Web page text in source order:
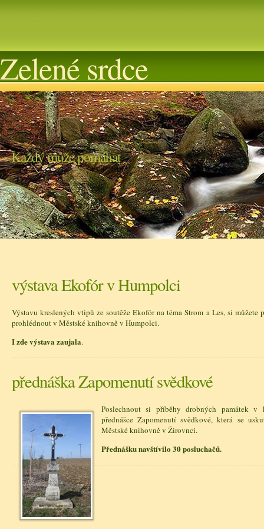
Zelené srdce
Každý může pomáhat
výstava Ekofór v Humpolci
Výstavu kreslených vtipů ze soutěže Ekofór na téma Strom a Les, si
prohlédnout v Městské knihovně v Humpolci.
I zde výstava zaujala.
přednáška Zapomenutí svědkové
Poslechnout si příběhy drobných památek v
přednášce Zapomenutí svědkové, která se
Městské knihovně v Žirovnci.
Přednášku navštívilo 30 posluchačů.